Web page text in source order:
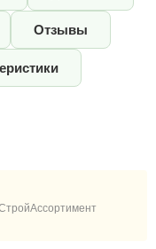
Отзывы